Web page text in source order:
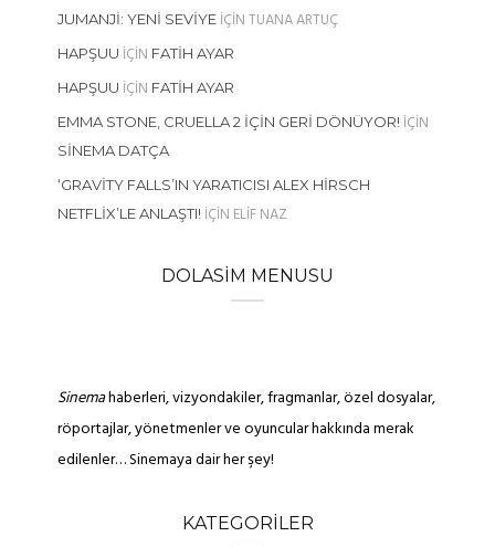
JUMANJI: YENI SEVIYEIÇINTUANA ARTUÇ
HAPŞUU IÇIN FATIH AYAR
HAPŞUU IÇIN FATIH AYAR
EMMA STONE, CRUELLA 2 İÇIN GERI DÖNÜYOR!IÇIN
SINEMA DATÇA
‘GRAVITY FALLS’IN YARATICISI ALEX HIRSCH
NETFLIX’LE ANLAŞTI!IÇIN ELIF NAZ
DOLASIM MENUSU
Sinemahaberleri, vizyondakiler, fragmanlar, özel dosyalar,
röportajlar, yönetmenler ve oyuncular hakkında merak
edilenler… Sinemaya dair her şey!
KATEGORILER